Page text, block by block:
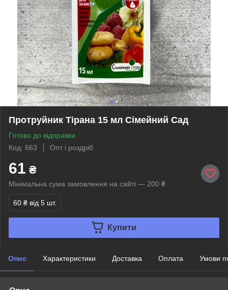
Протруйник Тірана 15 мл Сімейний Сад
Готово до відправки
Код: 663
Опт і роздріб
61 ₴
Мінімальна сума замовлення на сайті — 200 ₴
60 ₴ від 5 шт.
Купити
Опис Характеристики Доставка Оплата Умови